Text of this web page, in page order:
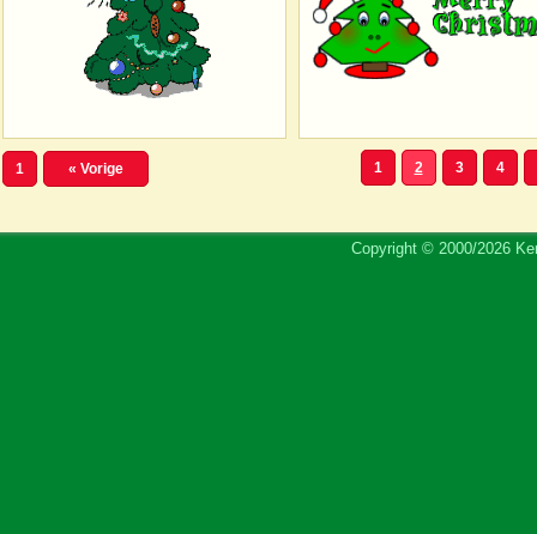
1 « Vorige 1 2 3 4
Copyright © 2000/2026